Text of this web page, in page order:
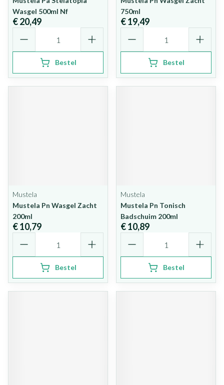
Wasgel 500ml Nf
€ 20,49
Bestel
750ml
€ 19,49
Bestel
Mustela
Mustela Pn Wasgel Zacht
200ml
€ 10,79
Bestel
Mustela
Mustela Pn Tonisch
Badschuim 200ml
€ 10,89
Bestel